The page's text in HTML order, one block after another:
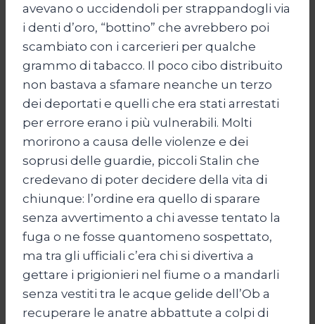
avevano o uccidendoli per strappandogli via
i denti d’oro, “bottino” che avrebbero poi
scambiato con i carcerieri per qualche
grammo di tabacco. Il poco cibo distribuito
non bastava a sfamare neanche un terzo
dei deportati e quelli che era stati arrestati
per errore erano i più vulnerabili. Molti
morirono a causa delle violenze e dei
soprusi delle guardie, piccoli Stalin che
credevano di poter decidere della vita di
chiunque: l’ordine era quello di sparare
senza avvertimento a chi avesse tentato la
fuga o ne fosse quantomeno sospettato,
ma tra gli ufficiali c’era chi si divertiva a
gettare i prigionieri nel fiume o a mandarli
senza vestiti tra le acque gelide dell’Ob a
recuperare le anatre abbattute a colpi di